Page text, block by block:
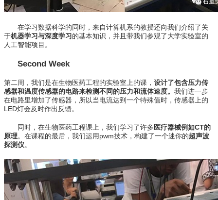
在学习数据科学的同时，来自计算机系的教授还向我们介绍了关
于机器学习与深度学习的基本知识，并且带我们参观了大学实验室的
人工智能项目。
Second Week
第二周，我们是在生物医药工程的实验室上的课， 设计了包含压力传
感器和温度传感器的电路来检测不同的压力和流体速度。 我们进一步
在电路里增加了传感器，所以当电流达到一个特殊值时，传感器上的
LED灯会及时作出反馈。
同时，在生物医药工程课上，我们学习了许多医疗器械例如CT的
原理。在课程的最后，我们运用pwm技术，构建了一个迷你的超声波
探测仪。